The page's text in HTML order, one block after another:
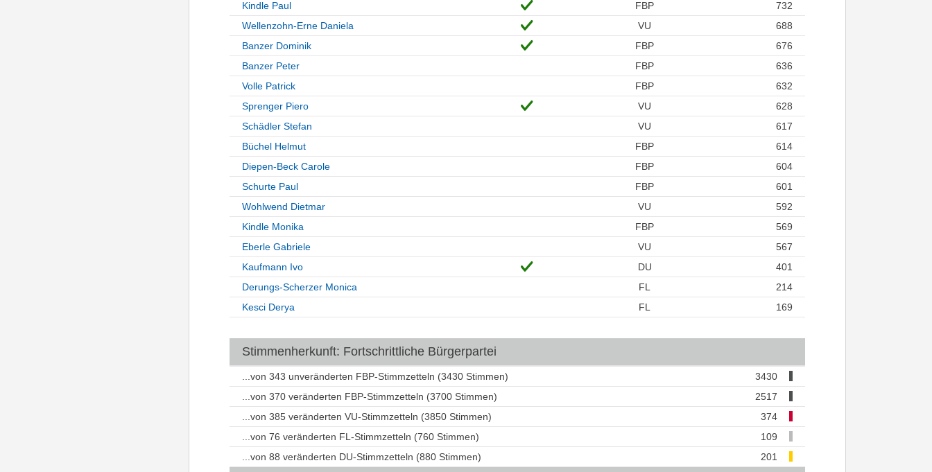
Kindle Paul
FBP
732
Wellenzohn-Erne Daniela
VU
688
Banzer Dominik
FBP
676
Banzer Peter
FBP
636
Volle Patrick
FBP
632
Sprenger Piero
VU
628
Schädler Stefan
VU
617
Büchel Helmut
FBP
614
Diepen-Beck Carole
FBP
604
Schurte Paul
FBP
601
Wohlwend Dietmar
VU
592
Kindle Monika
FBP
569
Eberle Gabriele
VU
567
Kaufmann Ivo
DU
401
Derungs-Scherzer Monica
FL
214
Kesci Derya
FL 169
Stimmenherkunft: Fortschrittliche Bürgerpartei
...von 343 unveränderten FBP-Stimmzetteln (3430 Stimmen)
3430
...von 370 veränderten FBP-Stimmzetteln (3700 Stimmen)
2517
...von 385 veränderten VU-Stimmzetteln (3850 Stimmen)
374
...von 76 veränderten FL-Stimmzetteln (760 Stimmen)
109
...von 88 veränderten DU-Stimmzetteln (880 Stimmen)
201